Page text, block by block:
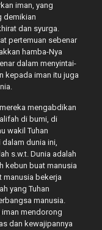
iman, yang
demikian
dan syurga.
pertemuan sebenar
hamba-Nya
dalam menyintai-
kepada iman itu juga
mengabdikan
di bumi, di
wakil Tuhan
dunia ini,
s.w.t. Dunia adalah
kebun buat manusia
manusia bekerja
yang Tuhan
manusia.
mendorong
dan kewajipannya